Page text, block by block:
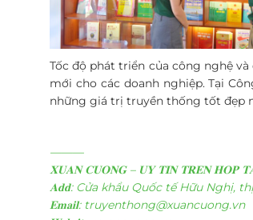
Tốc độ phát triển của công nghệ
mới cho các doanh nghiệp. Tại
những giá trị truyền thống tốt đẹp
———
𝐗𝐔𝐀𝐍 𝐂𝐔𝐎𝐍𝐆 – 𝐔𝐘 𝐓𝐈𝐍 𝐓𝐑𝐄𝐍 𝐇𝐎𝐏
𝐀𝐝𝐝: Cửa khẩu Quốc tế Hữu Nghị,
𝐄𝐦𝐚𝐢𝐥: truyenthong@xuancuong.vn